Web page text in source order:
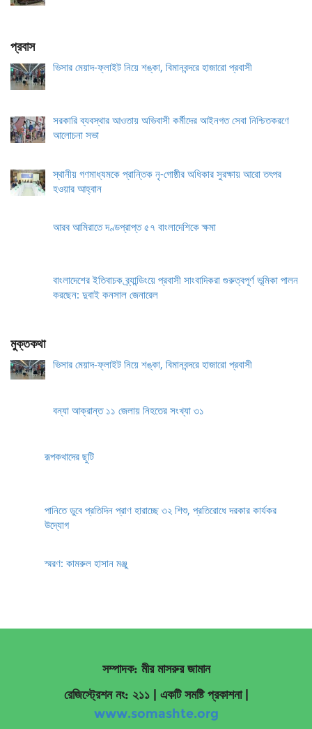
প্রবাস
ভিসার মেয়াদ-ফ্লাইট নিয়ে শঙ্কা, বিমানবন্দরে হাজারো প্রবাসী
সরকারি ব্যবস্থার আওতায় অভিবাসী কর্মীদের আইনগত সেবা নিশ্চিতকরণে
আলোচনা সভা
স্থানীয় গণমাধ্যমকে প্রান্তিক নৃ-গোষ্ঠীর অধিকার সুরক্ষায় আরো তৎপর
হওয়ার আহ্বান
আরব আমিরাতে দণ্ডপ্রাপ্ত ৫৭ বাংলাদেশিকে ক্ষমা
বাংলাদেশের ইতিবাচক ব্র্যান্ডিংয়ে প্রবাসী সাংবাদিকরা গুরুত্বপূর্ণ ভূমিকা পালন
করছেন: দুবাই কনসাল জেনারেল
মুক্তকথা
ভিসার মেয়াদ-ফ্লাইট নিয়ে শঙ্কা, বিমানবন্দরে হাজারো প্রবাসী
বন্যা আক্রান্ত ১১ জেলায় নিহতের সংখ্যা ৩১
রূপকথাদের ছুটি
পানিতে ডুবে প্রতিদিন প্রাণ হারাচ্ছে ৩২ শিশু, প্রতিরোধে দরকার কার্যকর
উদ্যোগ
স্মরণ: কামরুল হাসান মঞ্জু
সম্পাদক: মীর মাসরুর জামান
রেজিস্ট্রেশন নং: ২১১ | একটি সমষ্টি প্রকাশনা
www.somashte.org